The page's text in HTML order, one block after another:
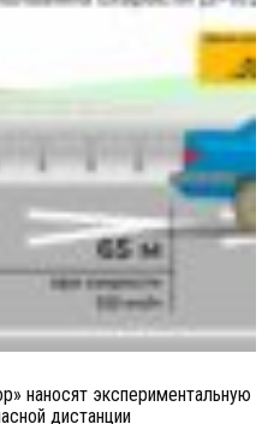
наносят экспериментальную
дистанции